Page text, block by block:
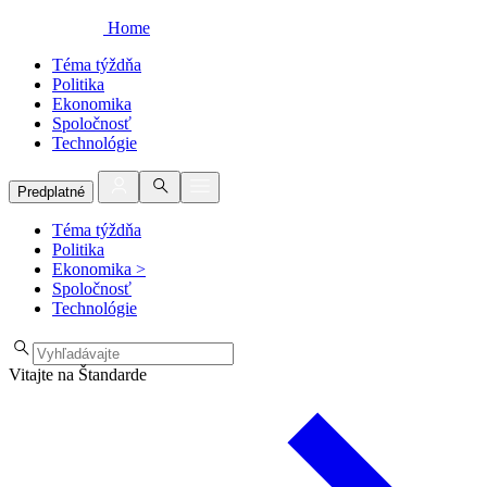
Home
Téma týždňa
Politika
Ekonomika
Spoločnosť
Technológie
Predplatné
Téma týždňa
Politika
Ekonomika >
Spoločnosť
Technológie
Vitajte na Štandarde